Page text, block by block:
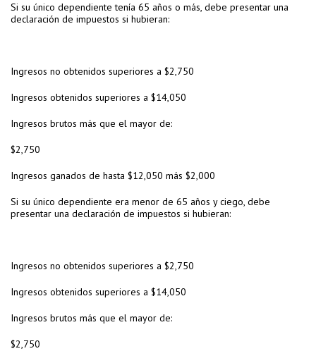
Si su único dependiente tenía 65 años o más, debe presentar una
declaración de impuestos si hubieran:
Ingresos no obtenidos superiores a $2,750
Ingresos obtenidos superiores a $14,050
Ingresos brutos más que el mayor de:
$2,750
Ingresos ganados de hasta $12,050 más $2,000
Si su único dependiente era menor de 65 años y ciego, debe
presentar una declaración de impuestos si hubieran:
Ingresos no obtenidos superiores a $2,750
Ingresos obtenidos superiores a $14,050
Ingresos brutos más que el mayor de:
$2,750